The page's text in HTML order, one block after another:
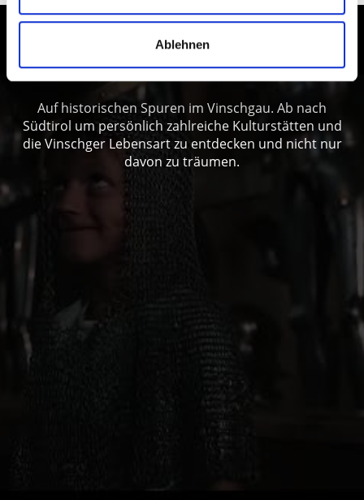
Ablehnen
Kultur und Brauchtum im Vinschgau
erleben
Auf historischen Spuren im Vinschgau. Ab nach
Südtirol um persönlich zahlreiche Kulturstätten und
die Vinschger Lebensart zu entdecken und nicht nur
davon zu träumen.